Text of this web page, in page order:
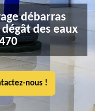
débarras
des eaux
nous !